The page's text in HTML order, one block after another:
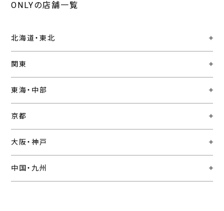
ONLYの店舗一覧
北海道・東北
関東
東海・中部
京都
大阪・神戸
中国・九州